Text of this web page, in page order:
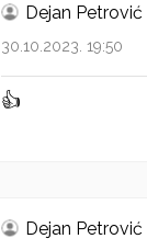
Dejan Petrović
30.10.2023. 19:50
👍
Dejan Petrović